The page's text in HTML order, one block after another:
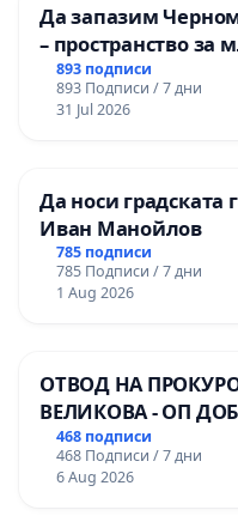
Да запазим
– пространство за
893 подписи
893 Подписи / 7 дни
31 Jul 2026
Да носи градската
Иван Манойлов
785 подписи
785 Подписи / 7 дни
1 Aug 2026
ОТВОД НА
ВЕЛИКОВА - ОП
468 подписи
468 Подписи / 7 дни
6 Aug 2026